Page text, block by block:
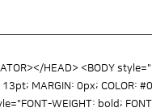
HEAD> <BODY
MARGIN: 0px; COLOR:
WEIGHT: bold;